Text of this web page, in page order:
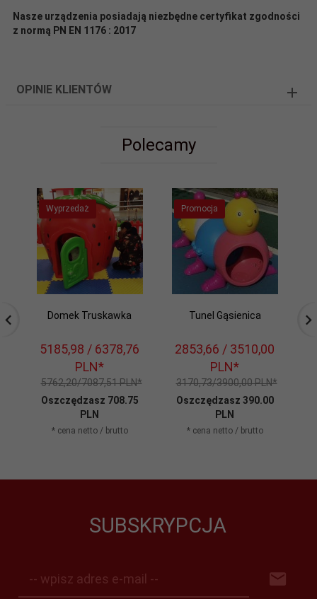
Nasze urządzenia posiadają niezbędne certyfikat zgodności
z normą PN EN 1176 : 2017
OPINIE KLIENTÓW
Polecamy
Wyprzedaż
Domek Truskawka
5185,98 / 6378,76
PLN*
5762,20/7087,51 PLN*
Oszczędzasz 708.75
PLN
* cena netto / brutto
Promocja
Tunel Gąsienica
2853,66 / 3510,00
PLN*
3170,73/3900,00 PLN*
Oszczędzasz 390.00
PLN
* cena netto / brutto
SUBSKRYPCJA
-- wpisz adres e-mail --